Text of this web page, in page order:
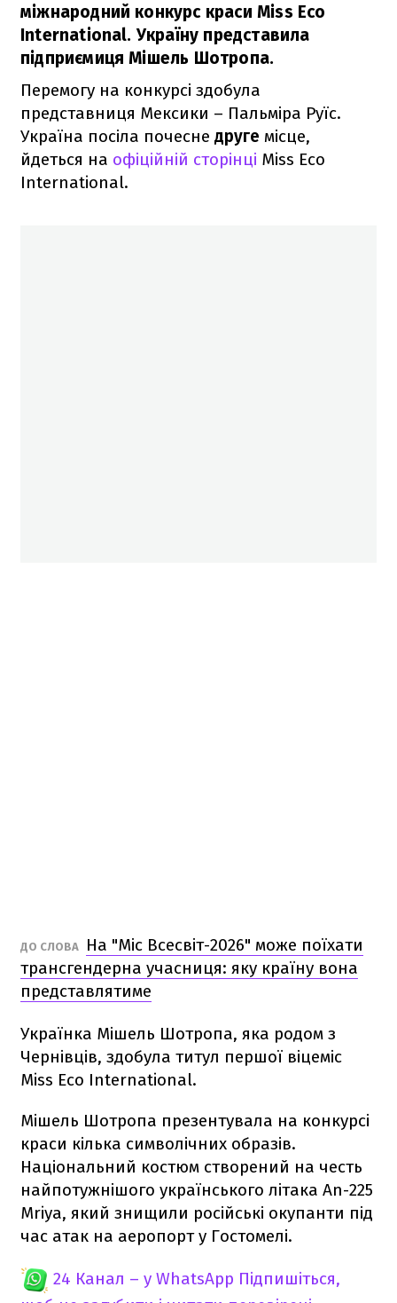
міжнародний конкурс краси Miss Eco
International. Україну представила
підприємиця Мішель Шотропа.
Перемогу на конкурсі здобула
представниця Мексики – Пальміра Руїс.
Україна посіла почесне друге місце,
йдеться на офіційній сторінці Miss Eco
International.
ДО СЛОВА
На "Міс Всесвіт-2026" може поїхати
трансгендерна учасниця: яку країну вона
представлятиме
Українка Мішель Шотропа, яка родом з
Чернівців, здобула титул першої віцеміс
Miss Eco International.
Мішель Шотропа презентувала на конкурсі
краси кілька символічних образів.
Національний костюм створений на честь
найпотужнішого українського літака An-225
Mriya, який знищили російські окупанти під
час атак на аеропорт у Гостомелі.
24 Канал – у WhatsApp Підпишіться,